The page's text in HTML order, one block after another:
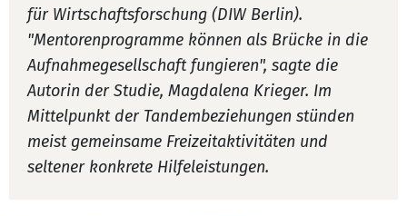
für Wirtschaftsforschung (DIW Berlin).
"Mentorenprogramme können als Brücke in die
Aufnahmegesellschaft fungieren", sagte die
Autorin der Studie, Magdalena Krieger. Im
Mittelpunkt der Tandembeziehungen stünden
meist gemeinsame Freizeitaktivitäten und
seltener konkrete Hilfeleistungen.